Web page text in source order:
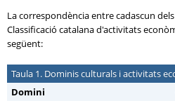
La correspondència entre cadascun
Classificació catalana d'activitats
següent:
Taula 1. Dominis culturals i activitats
Domini